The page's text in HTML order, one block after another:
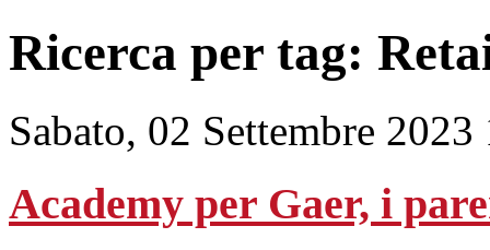
Ricerca per tag:
Sabato, 02 Settembre 2023
Academy per Gaer, i